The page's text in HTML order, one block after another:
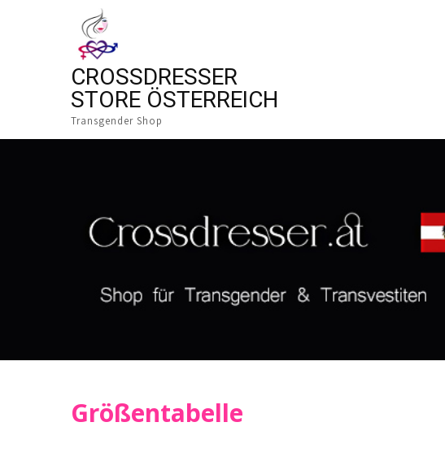
CROSSDRESSER
STORE ÖSTERREICH
Transgender Shop
Größentabelle